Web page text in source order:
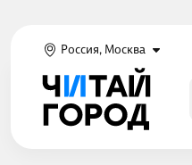
Россия, Москва